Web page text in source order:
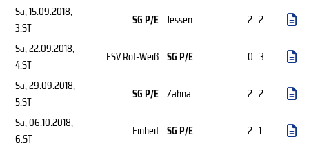
Sa, 15.09.2018,
3.ST
SG P/E :Jessen
2 : 2
Sa, 22.09.2018,
4.ST
FSV Rot-Weiß :SG P/E
0 : 3
Sa, 29.09.2018,
5.ST
SG P/E :Zahna
2 : 2
Sa, 06.10.2018,
6.ST
Einheit :SG P/E
2 : 1